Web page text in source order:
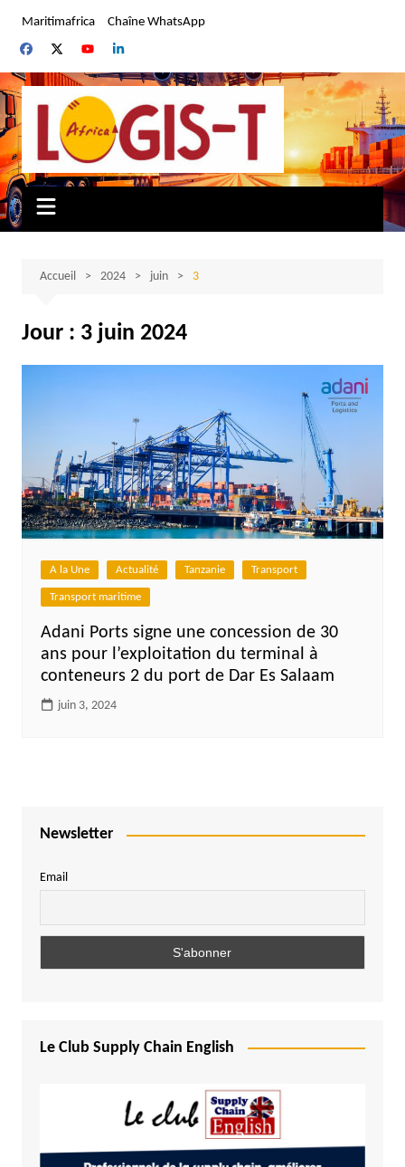
contenu
Maritimafrica Chaîne WhatsApp
Accueil 2024 juin 3
Jour : 3 juin 2024
A la Une Actualité Tanzanie Transport
Transport maritime
Adani Ports signe une concession de 30
ans pour l’exploitation du terminal à
conteneurs 2 du port de Dar Es Salaam
juin 3, 2024
Newsletter
Email
Le Club Supply Chain English